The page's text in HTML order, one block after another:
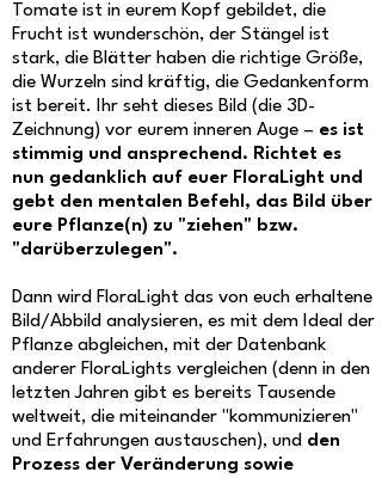
Tomate ist in eurem Kopf gebildet, die
Frucht ist wunderschön, der Stängel ist
stark, die Blätter haben die richtige Größe,
die Wurzeln sind kräftig, die Gedankenform
ist bereit. Ihr seht dieses Bild (die 3D-
Zeichnung) vor eurem inneren Auge – es ist
stimmig und ansprechend. Richtet es
nun gedanklich auf euer FloraLight und
gebt den mentalen Befehl, das Bild über
eure Pflanze(n) zu "ziehen" bzw.
"darüberzulegen".
Dann wird FloraLight das von euch erhaltene
Bild/Abbild analysieren, es mit dem Ideal der
Pflanze abgleichen, mit der Datenbank
anderer FloraLights vergleichen (denn in den
letzten Jahren gibt es bereits Tausende
weltweit, die miteinander "kommunizieren"
und Erfahrungen austauschen), und den
Prozess der Veränderung sowie